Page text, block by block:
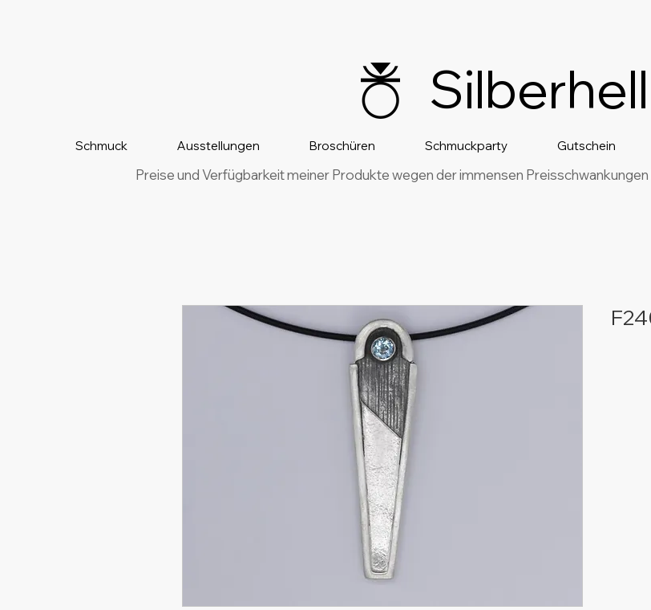
Schmuck Ausstellungen Broschüren Schmuckparty Gutschein
Preise und Verfügbarkeit meiner Produkte wegen der immensen
Silberhell